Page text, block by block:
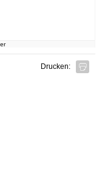
Drucken: